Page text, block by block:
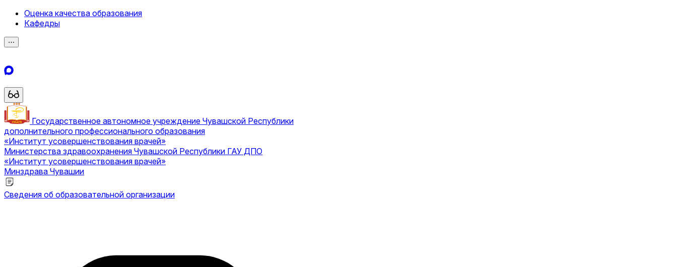
Оценка качества образования
Кафедры
⋯
Государственное автономное учреждение Чувашской Республики
дополнительного профессионального образования
«Институт усовершенствования врачей»
Министерства здравоохранения Чувашской Республики ГАУ ДПО
«Институт усовершенствования врачей»
Минздрава Чувашии
Сведения об образовательной организации